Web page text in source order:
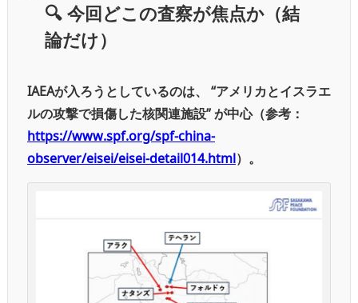
🔍今回どこの査察が焦点か（結
論だけ）
IAEAが入ろうとしているのは、
“アメリカとイスラエ
ルの攻撃で損傷した核関連施設” が中心（参考：
https://www.spf.org/spf-china-
observer/eisei/eisei-detail014.html）。